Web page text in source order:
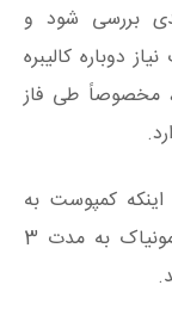
بررسی شود و
دوباره کالیبره
مخصوصاً طی فاز
کمپوست به
بیشترین دمای خود رسید؛ بایستی میزان آمونیاک به مدت 3